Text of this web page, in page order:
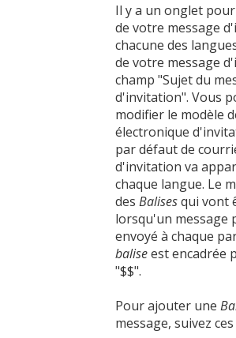
Il y a un onglet
de votre message
chacune des
de votre message
champ "Sujet du
d'invitation". Vous
modifier le modèle
électronique
par défaut de
d'invitation va
chaque langue. Le
des Balisesqui vont
lorsqu'un message
envoyé à chaque
baliseest encadrée
"$$".
Pour ajouter une
message, suivez